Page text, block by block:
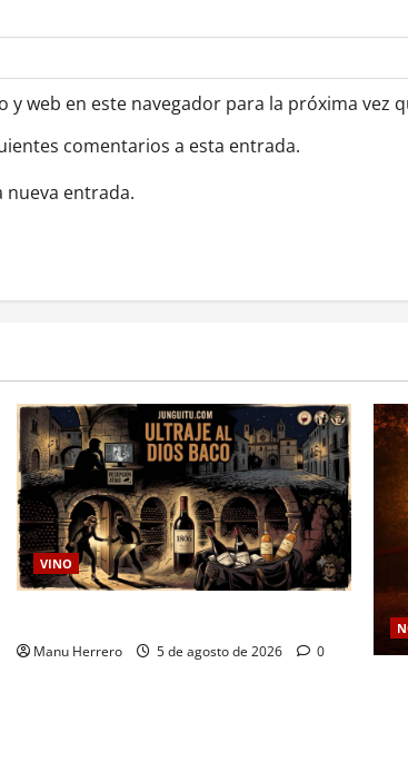
web en este navegador para la próxima vez
comentarios a esta entrada.
nueva entrada.
VINO
Manu Herrero 5 de agosto de 2026 0